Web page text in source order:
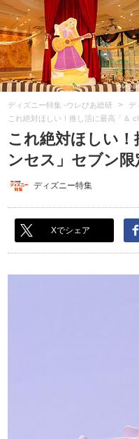
ディズニー特集 -ウレぴあ総研 > デ
これ絶対ほしい！推し活に最高「＆
これ絶対ほしい
ンセス」セブン限
ディズニー特集
Xでシェア